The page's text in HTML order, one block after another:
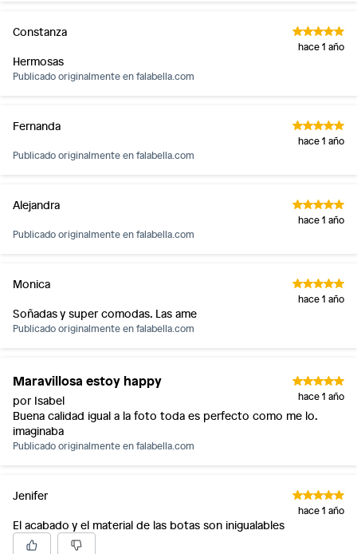
Constanza
hace 1 año
Hermosas
Publicado originalmente enfalabella.com
Fernanda
hace 1 año
Publicado originalmente enfalabella.com
Alejandra
hace 1 año
Publicado originalmente enfalabella.com
Monica
hace 1 año
Soñadas y super comodas. Las ame
Publicado originalmente enfalabella.com
Maravillosa estoy happy
por Isabel hace 1 año
Buena calidad igual a la foto toda es perfecto como me lo.
imaginaba
Publicado originalmente enfalabella.com
Jenifer
hace 1 año
El acabado y el material de las botas son inigualables